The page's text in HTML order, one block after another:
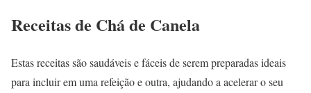
Receitas de Chá de Canela
Estas receitas são saudáveis e fáceis de serem preparadas ideais
para incluir em uma refeição e outra, ajudando a acelerar o seu